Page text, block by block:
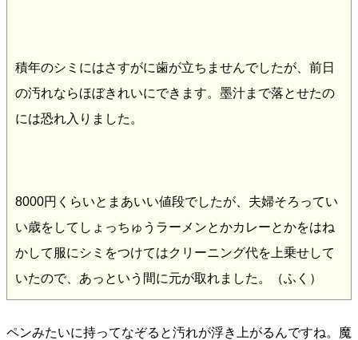
積年のシミにはさすがに歯が立ちませんでしたが、前日
の汚れならほぼきれいにできます。墨汁まで落とせたの
には恐れ入りました。
8000円くらいとまあいい値段でしたが、夫婦そろってい
い歳をしてしょっちゅうラーメンとかカレーとかをはね
かして服にシミをつけてはクリーニング代を上乗せして
いたので、あっという間に元が取れました。（ふく）
ペンみたいに持ってなぞると汚れが浮き上がるんですね。魔